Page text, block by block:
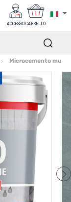
ACCESSO CARRELLO
Microcemento